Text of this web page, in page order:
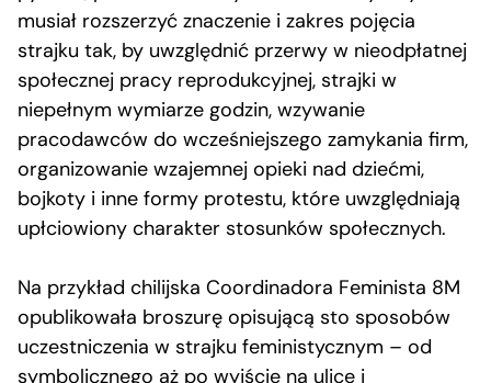
musiał rozszerzyć znaczenie i zakres pojęcia
strajku tak, by uwzględnić przerwy w nieodpłatnej
społecznej pracy reprodukcyjnej, strajki w
niepełnym wymiarze godzin, wzywanie
pracodawców do wcześniejszego zamykania firm,
organizowanie wzajemnej opieki nad dziećmi,
bojkoty i inne formy protestu, które uwzględniają
upłciowiony charakter stosunków społecznych.
Na przykład chilijska Coordinadora Feminista 8M
opublikowała broszurę opisującą sto sposobów
uczestniczenia w strajku feministycznym – od
symbolicznego aż po wyjście na ulicę i